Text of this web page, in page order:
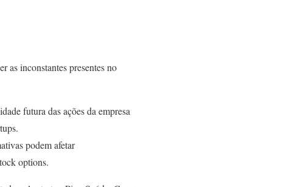
as inconstantes presentes no
futura das ações da empresa
podem afetar
options.